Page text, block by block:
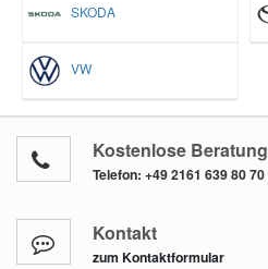
SKODA
VW
Kostenlose Beratung
Telefon: +49 2161 639 80 70
Kontakt
zum Kontaktformular